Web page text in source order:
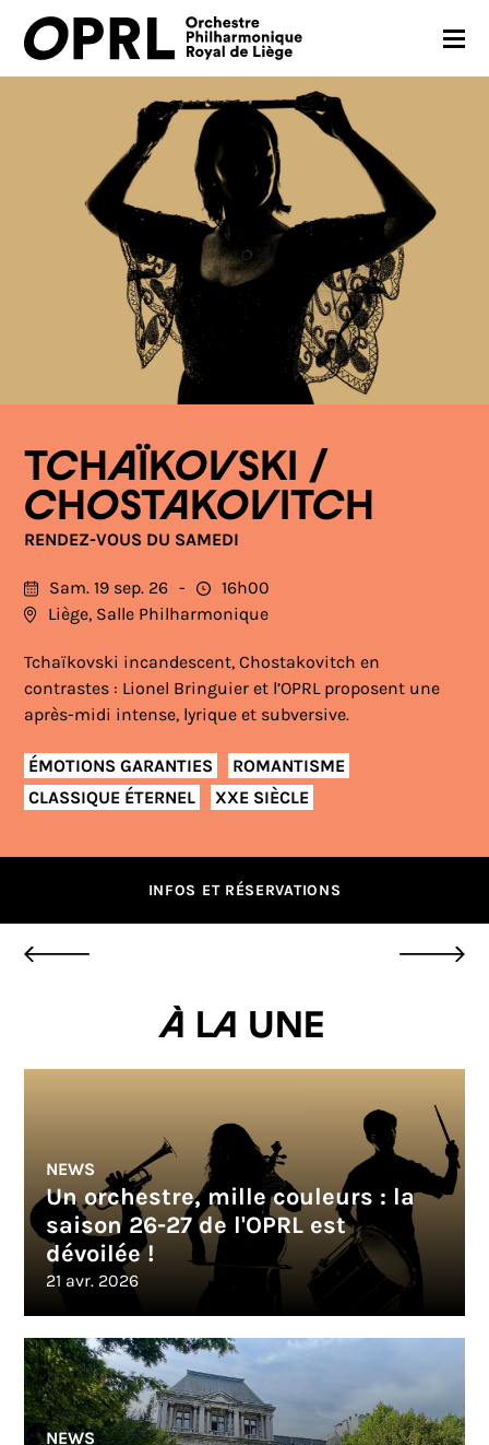
SAISON 26-27
JEUNES PUBLICS
EN PRATIQUE
NOUS SOUTENIR
TCHAÏKOVSKI /
CHOSTAKOVITCH
RENDEZ-VOUS DU SAMEDI
Sam. 19 sep. 26
16h00
Liège, Salle Philharmonique
Tchaïkovski incandescent, Chostakovitch en
contrastes : Lionel Bringuier et l’OPRL proposent une
après-midi intense, lyrique et subversive.
ÉMOTIONS GARANTIES
ROMANTISME
CLASSIQUE ÉTERNEL
XXE SIÈCLE
INFOS ET RÉSERVATIONS
À la une
NEWS
Un orchestre, mille couleurs : la
saison 26-27 de l'OPRL est
dévoilée !
21 avr. 2026
NEWS